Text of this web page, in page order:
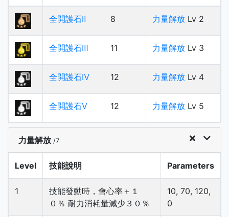
全開護石Ⅱ 8 力量解放 Lv 2
全開護石Ⅲ 11 力量解放 Lv 3
全開護石Ⅳ 12 力量解放 Lv 4
全開護石Ⅴ 12 力量解放 Lv 5
力量解放 /7
Level 技能說明 Parameters
1
技能發動時，會心率＋１
０％ 耐力消耗量減少３０％
10, 70, 120,
0